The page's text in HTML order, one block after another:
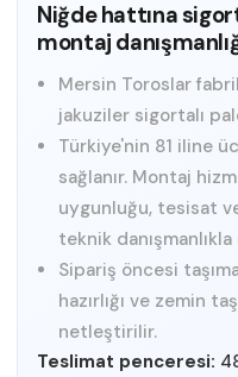
Niğde hattına
montaj
Mersin Toroslar
jakuziler sigortalı
Türkiye'nin 81 iline
sağlanır. Montaj
uygunluğu, tesisat
teknik
Sipariş öncesi
hazırlığı ve zemin
netleştirilir.
Teslimat penceresi: